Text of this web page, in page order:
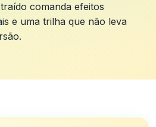
comanda efeitos
e uma trilha que não leva